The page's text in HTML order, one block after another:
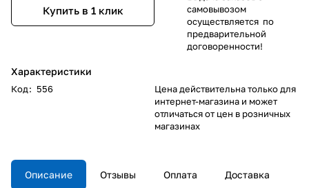
Купить в 1 клик
Характеристики
Код: 556
самовывозом
осуществляется по
предварительной
договоренности!
Цена действительна только для
интернет-магазина и может
отличаться от цен в розничных
магазинах
Описание Отзывы Оплата Доставка